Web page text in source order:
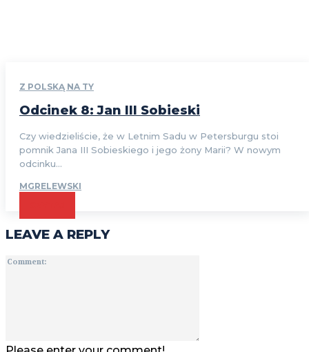
Z POLSKĄ NA TY
Odcinek 8: Jan III Sobieski
Czy wiedzieliście, że w Letnim Sadu w Petersburgu stoi
pomnik Jana III Sobieskiego i jego żony Marii? W nowym
odcinku...
MGRELEWSKI
LEAVE A REPLY